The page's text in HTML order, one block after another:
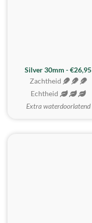
Silver 30mm - €26,95
Zachtheid
Echtheid
Extra waterdoorlatend